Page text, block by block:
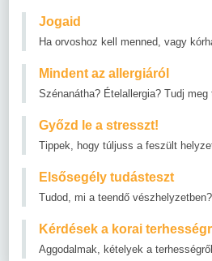
Jogaid
Ha orvoshoz kell menned, vagy
Mindent az allergiáról
Szénanátha? Ételallergia? Tudj meg
Győzd le a stresszt!
Tippek, hogy túljuss a feszült
Elsősegély tudásteszt
Tudod, mi a teendő
Kérdések a korai
Aggodalmak, kételyek a terhességről